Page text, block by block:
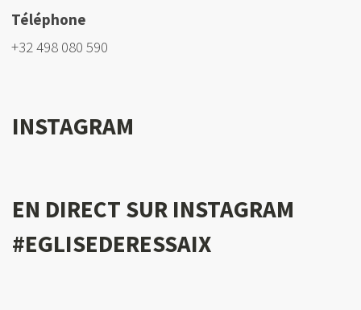
Téléphone
+32 498 080 590
INSTAGRAM
EN DIRECT SUR INSTAGRAM
#EGLISEDERESSAIX